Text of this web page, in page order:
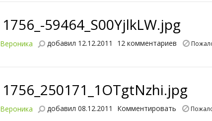
1756_-59464_S00YjlkLW.jpg
Вероника добавил 12.12.2011 12 комментариев
1756_250171_1OTgtNzhi.jpg
Вероника добавил 08.12.2011 Комментировать